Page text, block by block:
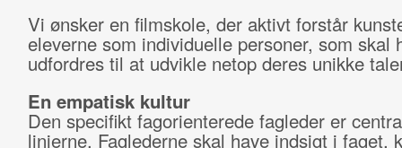
Vi ønsker en filmskole, der aktivt forstår
eleverne som individuelle personer, som skal
udfordres til at udvikle netop deres unikke
En empatisk kultur
Den specifikt fagorienterede fagleder er
linjerne. Faglederne skal have indsigt i faget,